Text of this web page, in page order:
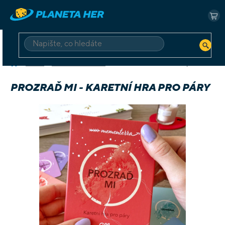
obsah
HLEDAT
PROZRAĎ MI - KARETNÍ HRA PRO PÁRY